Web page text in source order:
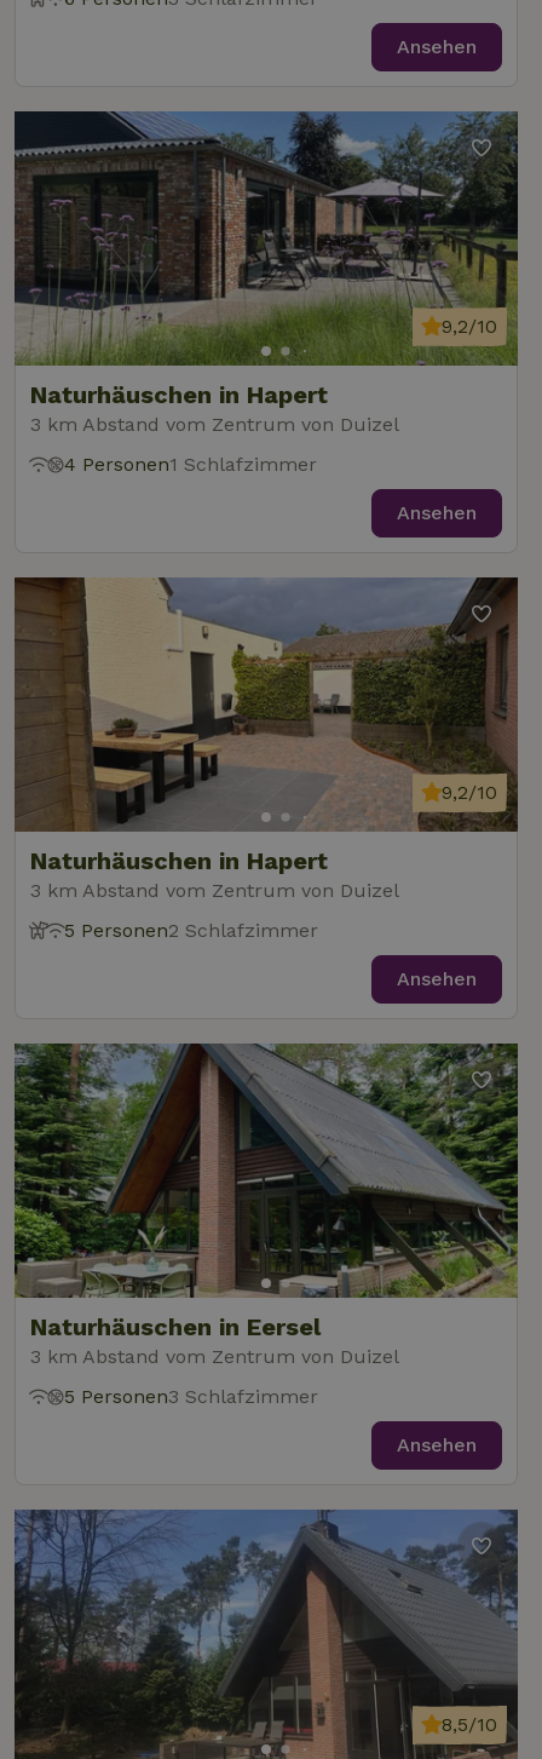
Ansehen
Naturhäuschen in Hapert
3 km Abstand vom Zentrum von Duizel
9,2/10
4 Personen1 Schlafzimmer
Ansehen
Naturhäuschen in Hapert
3 km Abstand vom Zentrum von Duizel
9,2/10
5 Personen2 Schlafzimmer
Ansehen
Naturhäuschen in Eersel
3 km Abstand vom Zentrum von Duizel
5 Personen3 Schlafzimmer
Ansehen
8,5/10